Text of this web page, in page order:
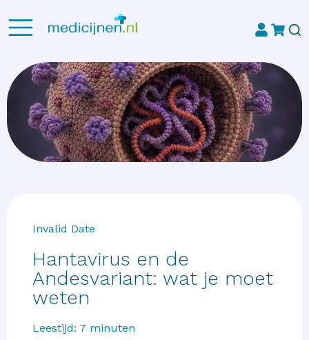
Invalid Date
Hantavirus en de
Andesvariant: wat je moet
weten
Leestijd: 7 minuten